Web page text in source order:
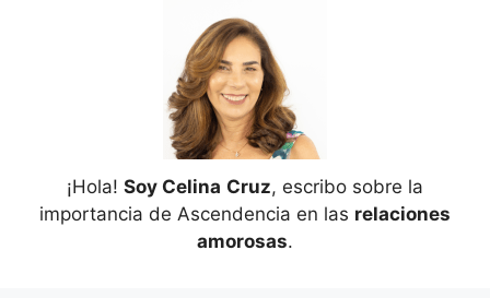
¡Hola! Soy Celina Cruz, escribo sobre la
importancia de Ascendencia en las relaciones
amorosas.